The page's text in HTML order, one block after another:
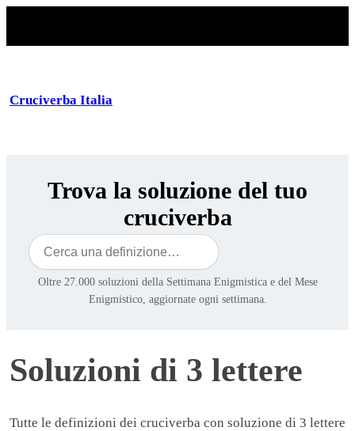
Cruciverba Italia
Trova la soluzione del tuo
cruciverba
Cerca
Oltre 27.000 soluzioni della Settimana Enigmistica e del Mese
Enigmistico, aggiornate ogni settimana.
Soluzioni di 3 lettere
Tutte le definizioni dei cruciverba con soluzione di 3 lettere